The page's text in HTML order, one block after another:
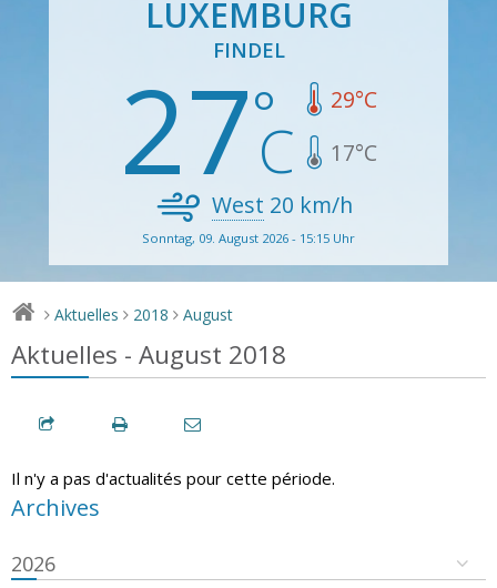
LUXEMBURG
FINDEL
27 29°C
17°C
West 20 km/h
Sonntag, 09. August 2026 - 15:15 Uhr
> Aktuelles > 2018 > August
Aktuelles - August 2018
Il n'y a pas d'actualités pour cette période.
Archives
2026